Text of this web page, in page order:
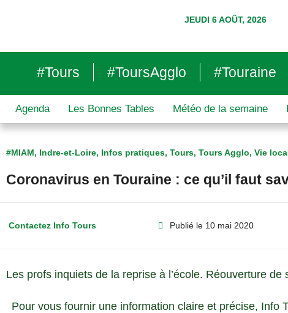
JEUDI 6 AOÛT, 2026
#Tours #ToursAgglo #Touraine
Agenda Les Bonnes Tables Météo de la semaine
#MIAM, Indre-et-Loire, Infos pratiques, Tours, Tours Agglo, Vie
Coronavirus en Touraine : ce qu’il faut
Contactez Info Tours Publié le 10 mai 2020
Les profs inquiets de la reprise à l’école. Réouverture de
Pour vous fournir une information claire et précise, Info